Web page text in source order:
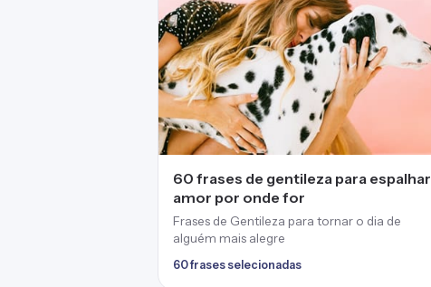
60 frases de gentileza para espalhar
amor por onde for
Frases de Gentileza para tornar o dia de
alguém mais alegre
60 frases selecionadas